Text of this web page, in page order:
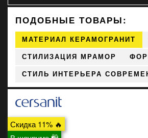
ПОДОБНЫЕ ТОВАРЫ:
МАТЕРИАЛ КЕРАМОГРАНИТ
СТИЛИЗАЦИЯ МРАМОР
СТИЛЬ ИНТЕРЬЕРА
Скидка 11% 🔥